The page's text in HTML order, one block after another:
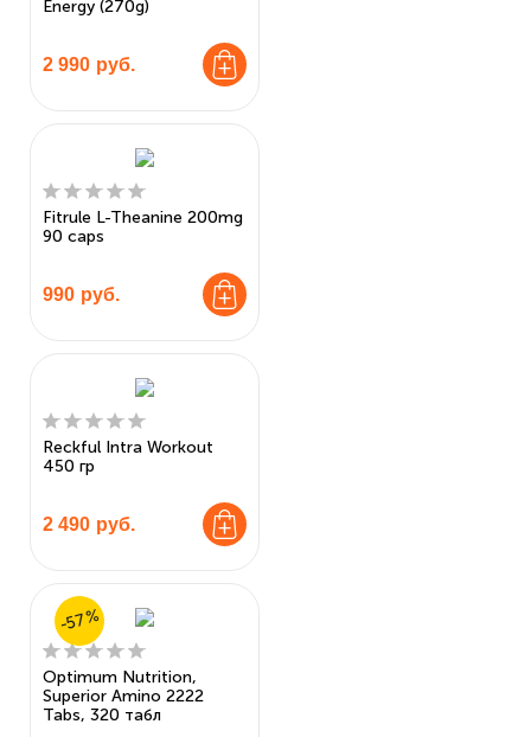
Energy (270g)
2 990 руб.
Fitrule L-Theanine 200mg
90 caps
990 руб.
Reckful Intra Workout
450 гр
2 490 руб.
Optimum Nutrition,
Superior Amino 2222
Tabs, 320 табл
-57%